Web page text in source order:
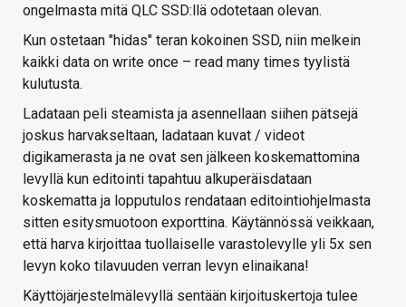
ongelmasta mitä QLC SSD:llä odotetaan olevan.
Kun ostetaan "hidas" teran kokoinen SSD, niin melkein
kaikki data on write once – read many times tyylistä
kulutusta.
Ladataan peli steamista ja asennellaan siihen pätsejä
joskus harvakseltaan, ladataan kuvat / videot
digikamerasta ja ne ovat sen jälkeen koskemattomina
levyllä kun editointi tapahtuu alkuperäisdataan
koskematta ja lopputulos rendataan editointiohjelmasta
sitten esitysmuotoon exporttina. Käytännössä veikkaan,
että harva kirjoittaa tuollaiselle varastolevylle yli 5x sen
levyn koko tilavuuden verran levyn elinaikana!
Käyttöjärjestelmälevyllä sentään kirjoituskertoja tulee